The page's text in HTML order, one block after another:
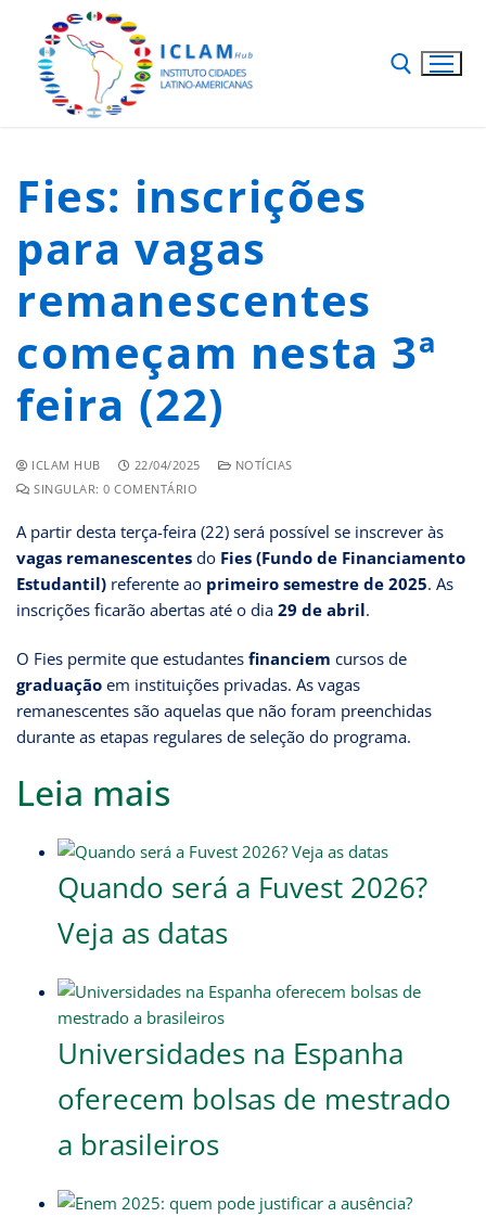
Fies: inscrições
para vagas
remanescentes
começam nesta 3ª
feira (22)
ICLAM HUB 22/04/2025
NOTÍCIAS
SINGULAR: 0 COMENTÁRIO
A partir desta terça-feira (22) será possível se inscrever às
vagas remanescentes do Fies (Fundo de Financiamento
Estudantil) referente ao primeiro semestre de 2025. As
inscrições ficarão abertas até o dia 29 de abril.
O Fies permite que estudantes financiem cursos de
graduação em instituições privadas. As vagas
remanescentes são aquelas que não foram preenchidas
durante as etapas regulares de seleção do programa.
Leia mais
Quando será a Fuvest 2026?
Veja as datas
Universidades na Espanha
oferecem bolsas de mestrado
a brasileiros